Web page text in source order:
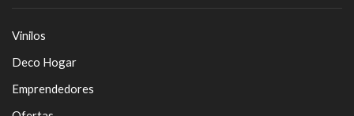
Vinilos
Deco Hogar
Emprendedores